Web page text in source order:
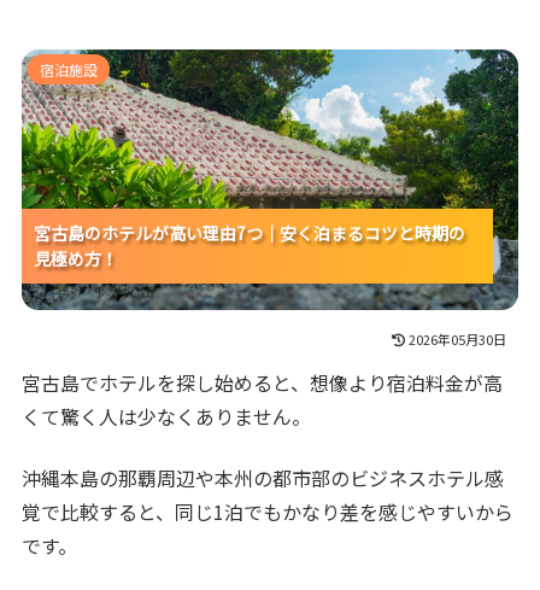
宮古島のホテルが高い理由7つ｜安く泊まるコツと時期
の見極め方！
宮古島のホテルが高い理由7つ｜安く泊まるコツと時期の
見極め方！
宮古島のホテルが高い理由7つ｜安く泊まるコツと時期の
見極め方！
宮古島のホテルが高い理由7つ｜安く泊まるコツと時期の
見極め方！
宿泊施設
2026年05月30日
宮古島でホテルを探し始めると、想像より宿泊料金が高
くて驚く人は少なくありません。
沖縄本島の那覇周辺や本州の都市部のビジネスホテル感
覚で比較すると、同じ1泊でもかなり差を感じやすいから
です。